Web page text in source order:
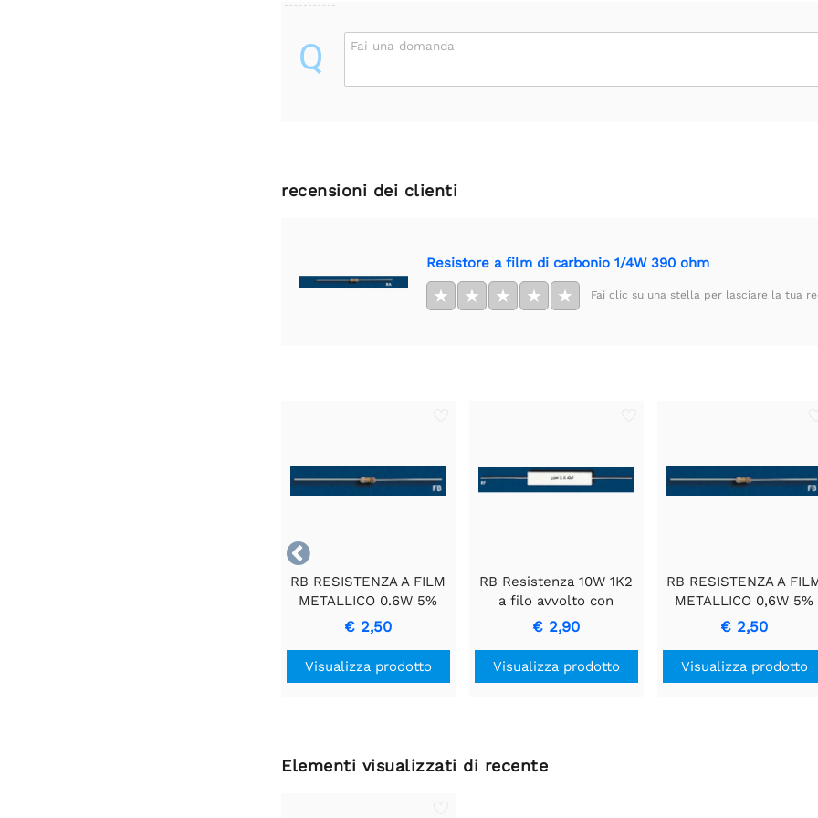
Q Fai una domanda
recensioni dei clienti
Resistore a film di carbonio 1/4W 390 ohm
★ ★ ★ ★ ★ Fai clic su una stella per lasciare la tua

RB RESISTENZA A FILM
METALLICO 0.6W 5%
2E2 - Resistenza di
Precisione Durevole
€ 2,50
Visualizza prodotto
RB Resistenza 10W 1K2
a filo avvolto con
rivestimento in
ceramica
€ 2,90
Visualizza prodotto
RB RESISTENZA A
METALLICO 0,6W 5%
2E7
€ 2,50
Visualizza prodotto
Elementi visualizzati di recente